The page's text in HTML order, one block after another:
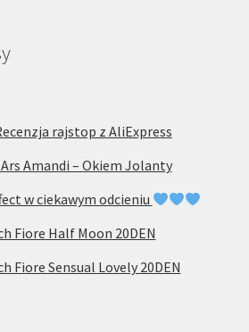
rajstop z AliExpress
Amandi – Okiem Jolanty
w ciekawym odcieniu
Fiore Half Moon 20DEN
Fiore Sensual Lovely 20DEN